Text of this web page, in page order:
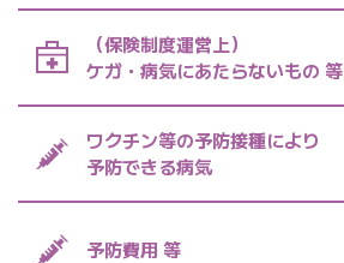
（保険制度運営上）
ケガ・病気にあたらないもの 等
ワクチン等の予防接種により
予防できる病気
予防費用 等